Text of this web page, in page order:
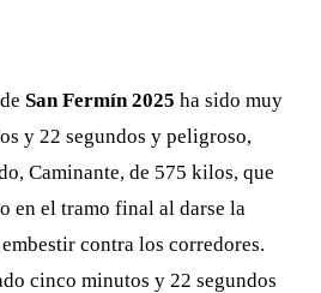
de San Fermín 2025 ha sido muy
y 22 segundos y peligroso,
Caminante, de 575 kilos, que
en el tramo final al darse la
contra los corredores.
cinco minutos y 22 segundos